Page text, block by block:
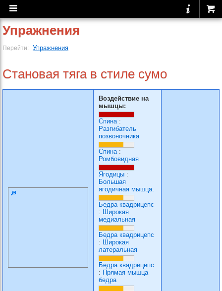
Упражнения
Перейти: Упражнения
Становая тяга в стиле сумо
Воздействие на
мышцы:
Спина:
Разгибатель
позвоночника
Спина:
Ромбовидная
Ягодицы :
Большая
ягодичная мышца.
Бедра квадрицепс
: Широкая
медиальная
Бедра квадрицепс
: Широкая
латеральная
Бедра квадрицепс
: Прямая мышца
бедра